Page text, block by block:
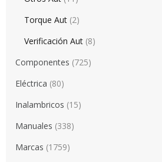
Torque Aut (2)
Verificación Aut (8)
Componentes (725)
Eléctrica (80)
Inalambricos (15)
Manuales (338)
Marcas (1759)